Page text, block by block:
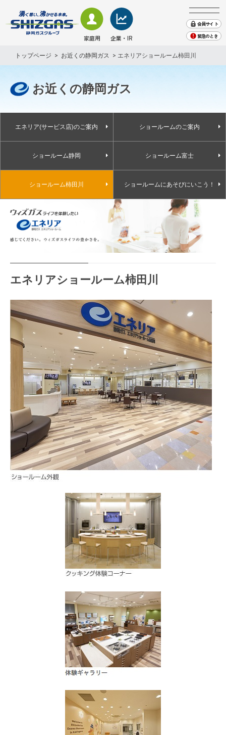
家庭用
ガス
電気
ガス機器・設備
ショールーム来館のご予約
料理教室のお申し込み
ガス
電気
業務用ガス機器情報
天然ガスのご案内
企業・IR
会社案内
株主・投資家情報
会員サイト
緊急のとき
株主・投資家情報
採用情報
プレスリリース・お知らせ
緊急のときは
トップページ > お近くの静岡ガス > エネリアショールーム柿田川
お近くの静岡ガス
エネリア(サービス店)のご案内 ショールームのご案内
ショールーム静岡 ショールーム富士
ショールーム柿田川 ショールームにあそびにいこう！
エネリアショールーム柿田川